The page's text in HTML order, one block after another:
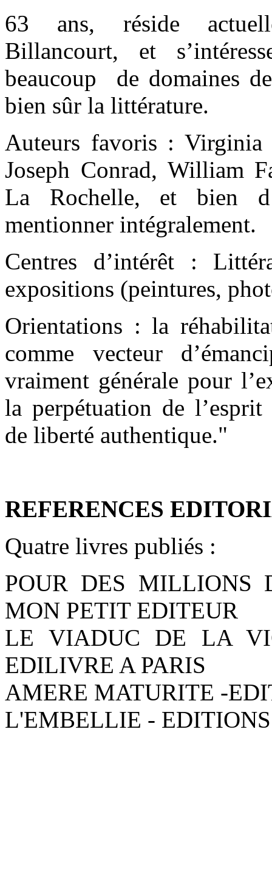
63 ans, réside
Billancourt, et
beaucoup de domaines
bien sûr la littérature.
Auteurs favoris : Virginia
Joseph Conrad, William
La Rochelle, et bien
mentionner intégralement.
Centres d’intérêt :
expositions (peintures,
Orientations : la
comme vecteur
vraiment générale pour
la perpétuation de
de liberté authentique."
REFERENCES
Quatre livres publiés :
POUR DES MILLIONS
MON PETIT EDITEUR
LE VIADUC DE LA
EDILIVRE A PARIS
AMERE MATURITE -
L'EMBELLIE -